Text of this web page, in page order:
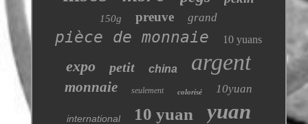
150g preuve grand
pièce de monnaie 10 yuans
expo petit china argent
monnaie seulement colorisé 10yuan
international 10 yuan yuan